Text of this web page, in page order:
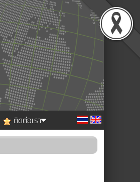
ติดต่อเรา